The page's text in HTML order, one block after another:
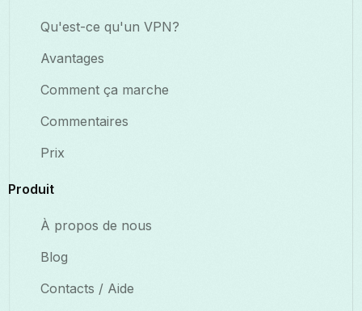
Qu'est-ce qu'un VPN?
Avantages
Comment ça marche
Commentaires
Prix
Produit
À propos de nous
Blog
Contacts / Aide